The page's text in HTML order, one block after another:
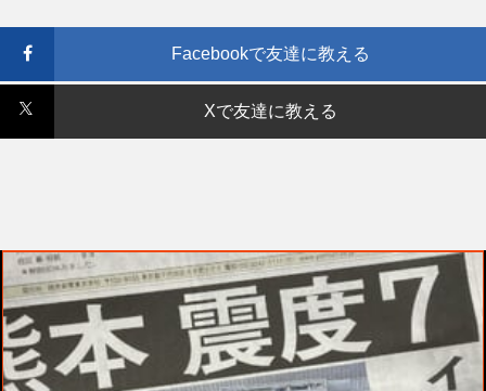
Facebookで友達に教える
Xで友達に教える